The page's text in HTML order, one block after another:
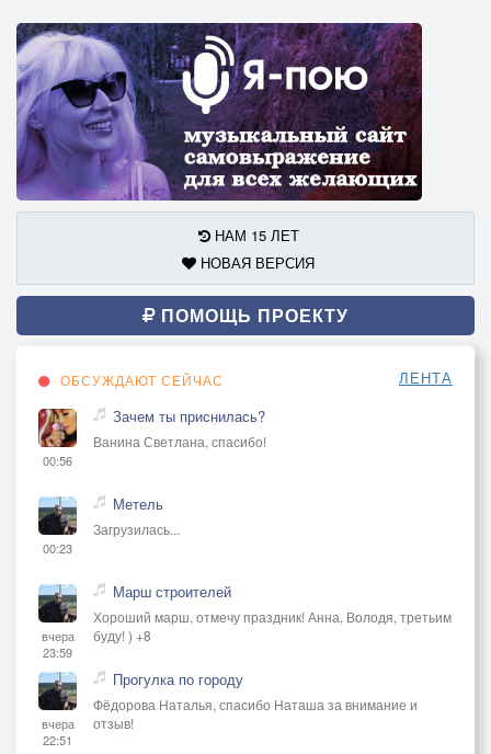
НАМ 15 ЛЕТ
НОВАЯ ВЕРСИЯ
ПОМОЩЬ ПРОЕКТУ
ОБСУЖДАЮТ СЕЙЧАС ЛЕНТА
00:56
Зачем ты приснилась?
Ванина Светлана, спасибо!
00:23
Метель
Загрузилась...
вчера
23:59
Марш строителей
Хороший марш, отмечу праздник! Анна, Володя, третьим
буду! ) +8
вчера
22:51
Прогулка по городу
Фёдорова Наталья, спасибо Наташа за внимание и
отзыв!